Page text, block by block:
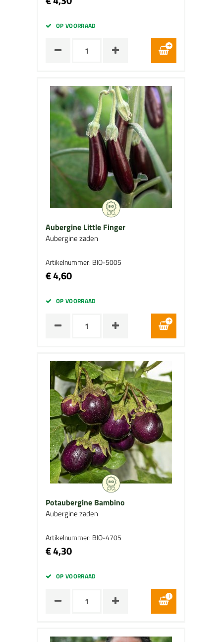
OP VOORRAAD
Aubergine Little Finger
Aubergine zaden
Artikelnummer: BIO-5005
€ 4,60
OP VOORRAAD
Potaubergine Bambino
Aubergine zaden
Artikelnummer: BIO-4705
€ 4,30
OP VOORRAAD